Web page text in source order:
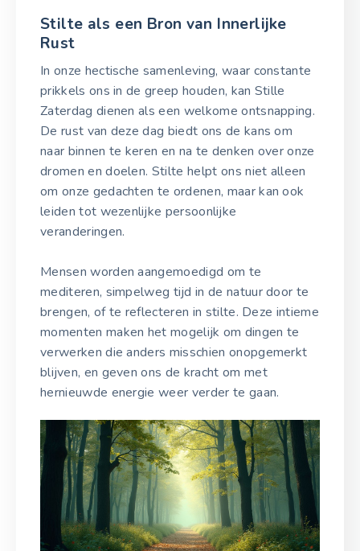
Stilte als een Bron van Innerlijke
Rust
In onze hectische samenleving, waar constante
prikkels ons in de greep houden, kan Stille
Zaterdag dienen als een welkome ontsnapping.
De rust van deze dag biedt ons de kans om
naar binnen te keren en na te denken over onze
dromen en doelen. Stilte helpt ons niet alleen
om onze gedachten te ordenen, maar kan ook
leiden tot wezenlijke persoonlijke
veranderingen.
Mensen worden aangemoedigd om te
mediteren, simpelweg tijd in de natuur door te
brengen, of te reflecteren in stilte. Deze intieme
momenten maken het mogelijk om dingen te
verwerken die anders misschien onopgemerkt
blijven, en geven ons de kracht om met
hernieuwde energie weer verder te gaan.